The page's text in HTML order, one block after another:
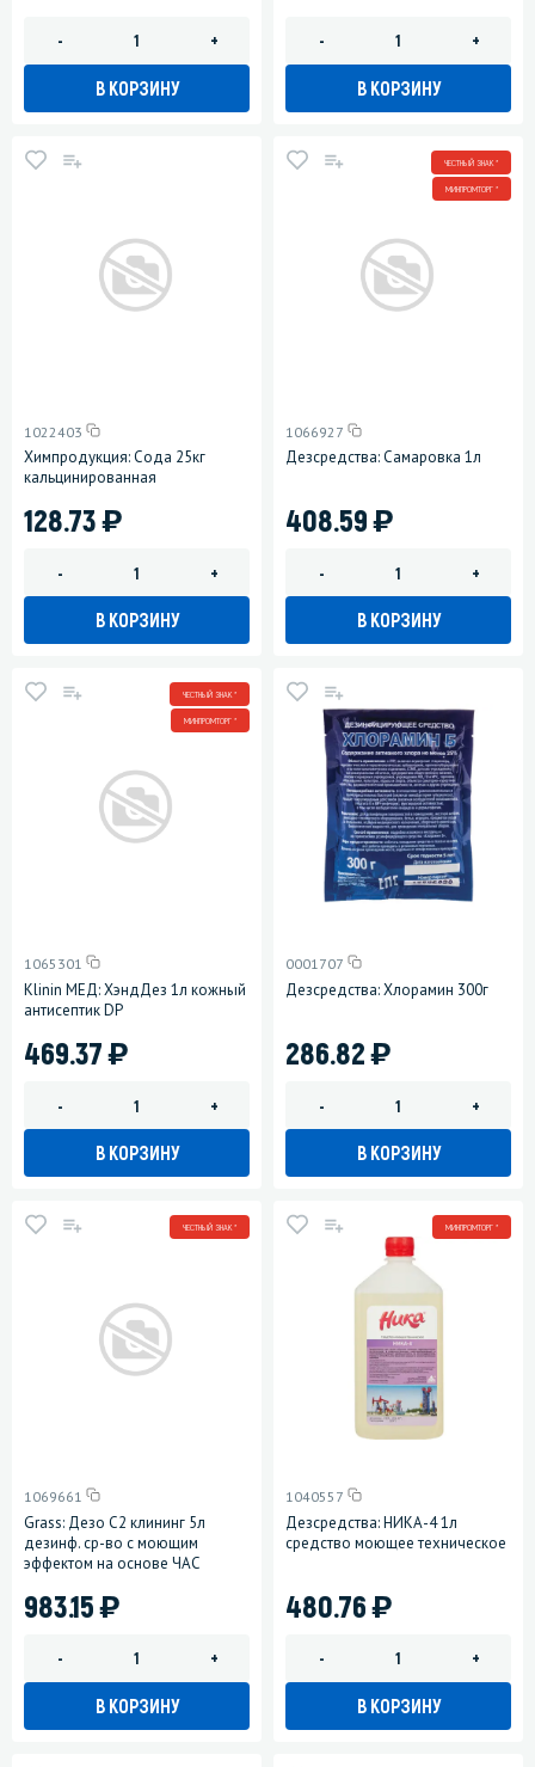
- +
В КОРЗИНУ
- +
В КОРЗИНУ
1022403
Химпродукция: Сода 25кг
кальцинированная
128.73)
- +
В КОРЗИНУ
ЧЕСТНЫЙ ЗНАК *
МИНПРОМТОРГ *
1066927
Дезсредства: Самаровка 1л
408.59)
- +
В КОРЗИНУ
ЧЕСТНЫЙ ЗНАК *
МИНПРОМТОРГ *
1065301
Klinin МЕД: ХэндДез 1л кожный
антисептик DP
469.37)
- +
В КОРЗИНУ
0001707
Дезсредства: Хлорамин 300г
286.82)
- +
В КОРЗИНУ
ЧЕСТНЫЙ ЗНАК *
1069661
Grass: Дезо C2 клининг 5л
дезинф. ср-во с моющим
эффектом на основе ЧАС
983.15)
- +
В КОРЗИНУ
МИНПРОМТОРГ *
1040557
Дезсредства: НИКА-4 1л
средство моющее техническое
480.76)
- +
В КОРЗИНУ